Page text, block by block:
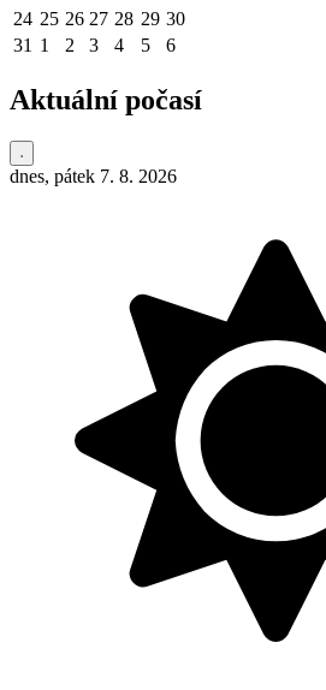
24 25 26 27 28 29 30
31 1 2 3 4 5 6
Aktuální počasí
dnes, pátek 7. 8. 2026